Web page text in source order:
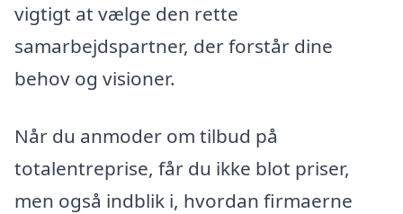
vigtigt at vælge den rette
samarbejdspartner, der forstår dine
behov og visioner.
Når du anmoder om tilbud på
totalentreprise, får du ikke blot priser,
men også indblik i, hvordan firmaerne